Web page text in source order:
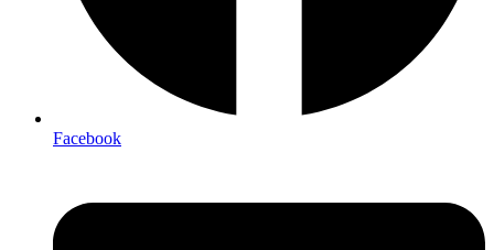
Facebook